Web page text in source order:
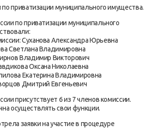
по приватизации муниципального имущества.
по приватизации муниципального
Суханова Александра Юрьевна
Светлана Владимировна
Владимир Викторович
Оксана Николаевна
Екатерина Владимировна
Дмитрий Евгеньевич
присутствует 6 из 7 членов комиссии.
осуществлять свои функции.
заявки на участие в процедуре